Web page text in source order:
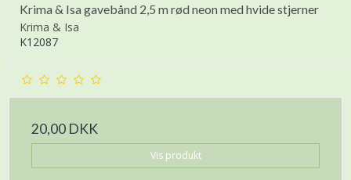
Krima & Isa gavebånd 2,5 m rød neon med hvide stjerner
Krima & Isa
K12087
20,00 DKK
Vis produkt